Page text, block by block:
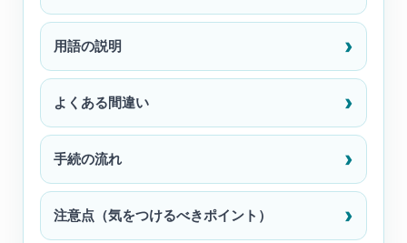
用語の説明
よくある間違い
手続の流れ
注意点（気をつけるべきポイント）